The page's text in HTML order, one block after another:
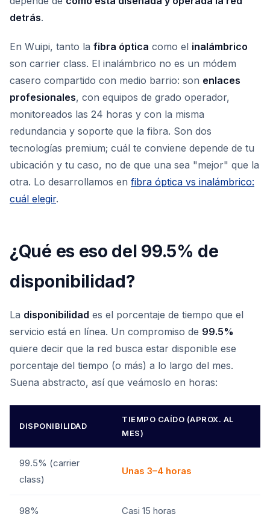
detrás.
En Wuipi, tanto la fibra óptica como el inalámbrico
son carrier class. El inalámbrico no es un módem
casero compartido con medio barrio: son enlaces
profesionales, con equipos de grado operador,
monitoreados las 24 horas y con la misma
redundancia y soporte que la fibra. Son dos
tecnologías premium; cuál te conviene depende de tu
ubicación y tu caso, no de que una sea "mejor" que la
otra. Lo desarrollamos en fibra óptica vs inalámbrico:
cuál elegir.
¿Qué es eso del 99.5% de
disponibilidad?
La disponibilidad es el porcentaje de tiempo que el
servicio está en línea. Un compromiso de 99.5%
quiere decir que la red busca estar disponible ese
porcentaje del tiempo (o más) a lo largo del mes.
Suena abstracto, así que veámoslo en horas:
DISPONIBILIDAD
TIEMPO CAÍDO (APROX. AL
MES)
99.5% (carrier
class)
Unas 3–4 horas
98% Casi 15 horas